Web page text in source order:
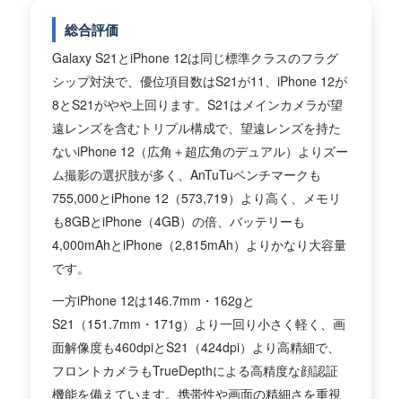
総合評価
Galaxy S21とiPhone 12は同じ標準クラスのフラグ
シップ対決で、優位項目数はS21が11、iPhone 12が
8とS21がやや上回ります。S21はメインカメラが望
遠レンズを含むトリプル構成で、望遠レンズを持た
ないiPhone 12（広角＋超広角のデュアル）よりズー
ム撮影の選択肢が多く、AnTuTuベンチマークも
755,000とiPhone 12（573,719）より高く、メモリ
も8GBとiPhone（4GB）の倍、バッテリーも
4,000mAhとiPhone（2,815mAh）よりかなり大容量
です。
一方iPhone 12は146.7mm・162gと
S21（151.7mm・171g）より一回り小さく軽く、画
面解像度も460dpiとS21（424dpi）より高精細で、
フロントカメラもTrueDepthによる高精度な顔認証
機能を備えています。携帯性や画面の精細さを重視